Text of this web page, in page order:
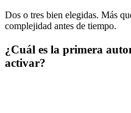
Dos o tres bien elegidas. Más
complejidad antes de tiempo.
¿Cuál es la primera
activar?